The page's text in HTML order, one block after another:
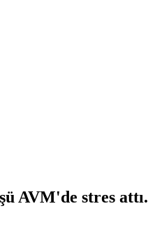
AVM'de stres attı.